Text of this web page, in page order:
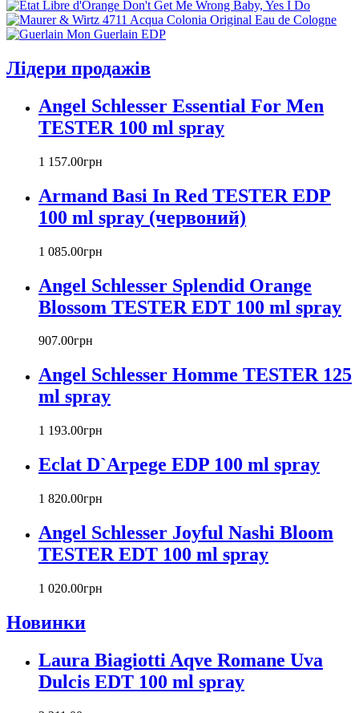
Aramis
Armand Basi
Atelier Cologne
Badgley Mischka
Banana Republic
Barex
Beyonce
Biotherm
Blumarine
Bottega Veneta
Bourjois
Britney Spears
Burberry
Byblos
Byredo
Cacharel
Calvin Klein
Carla Fracci
Carolina Herrera
Cartier
Chanel
Chevignon
Chopard
Christian Dior
Christian Lacroix
Christina Aguilera
Лідери продажів
Angel Schlesser Essential For Men
TESTER 100 ml spray
1 157.00грн
Armand Basi In Red TESTER EDP
100 ml spray (червоний)
1 085.00грн
Angel Schlesser Splendid Orange
Blossom TESTER EDT 100 ml spray
907.00грн
Angel Schlesser Homme TESTER 125
ml spray
1 193.00грн
Eclat D`Arpege EDP 100 ml spray
1 820.00грн
Angel Schlesser Joyful Nashi Bloom
TESTER EDT 100 ml spray
1 020.00грн
Новинки
Laura Biagiotti Aqve Romane Uva
Dulcis EDT 100 ml spray